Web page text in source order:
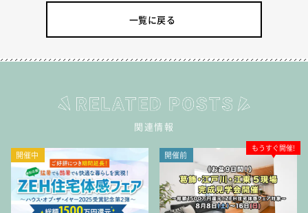
制）
一覧に戻る
関連情報
開催中 開催前
もうすぐ開催!